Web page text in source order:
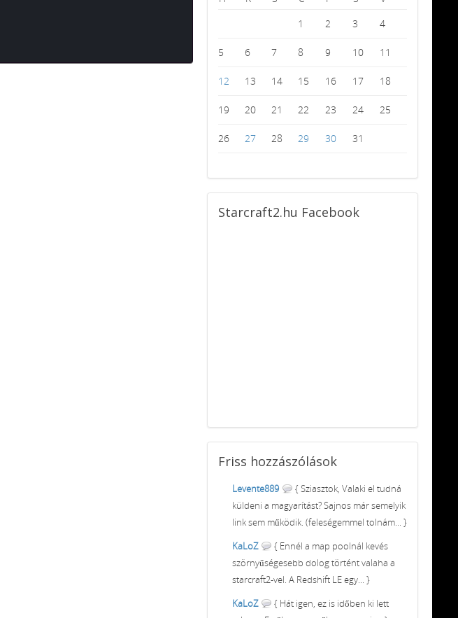
1
2 3 4
5 6 7 8 9 10 11
12 13 14 15 16 17 18
19 20 21 22 23 24 25
26 27 28 29 30 31
Starcraft2.hu Facebook
Friss hozzászólások
Levente889
{ Sziasztok, Valaki el tudná
küldeni a magyarítást? Sajnos már semelyik
link sem működik. (feleségemmel tolnám... }
KaLoZ
{ Ennél a map poolnál kevés
szörnyűségesebb dolog történt valaha a
starcraft2-vel. A Redshift LE egy... }
KaLoZ
{ Hát igen, ez is időben ki lett